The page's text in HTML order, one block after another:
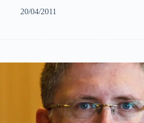
20/04/2011